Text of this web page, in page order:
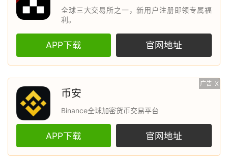
全球三大交易所之一，新用户注册即领专属福
利。
APP下载 官网地址
广告 X
币安
Binance全球加密货币交易平台
APP下载 官网地址